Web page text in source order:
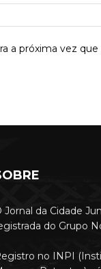
a próxima vez
Jornal da Cidade
do Grupo
no INPI